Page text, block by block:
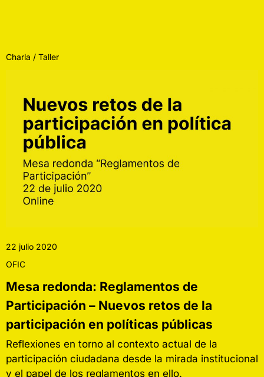
Charla / Taller
22 julio 2020
OFIC
Mesa redonda: Reglamentos de
Participación – Nuevos retos de la
participación en políticas públicas
Reflexiones en torno al contexto actual de la
participación ciudadana desde la mirada institucional
y el papel de los reglamentos en ello.